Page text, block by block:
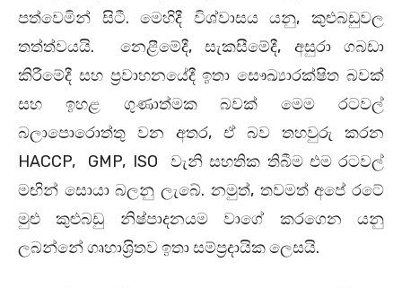
පත්වෙමින් සිටී. මෙහිදී විශ්වාසය යනු, කුළුබඩුවල
තත්ත්වයයි. නෙළීමේදී, සැකසීමේදී, අසුරා ගබඩා
කිරීමේදී සහ ප‍්‍රවාහනයේදී ඉතා සෞඛ්‍යාරක්ෂිත බවක්
සහ ඉහළ ගුණාත්මක බවක් මෙම රටවල්
බලාපොරොත්තු වන අතර, ඒ බව තහවුරු කරන
HACCP, GMP, ISO වැනි සහතික තිබීම එම රටවල්
මඟින් සොයා බලනු ලැබේ. නමුත්, තවමත් අපේ රටේ
මුළු කුළුබඩු නිෂ්පාදනයම වාගේ කරගෙන යනු
ලබන්නේ ගෘහාශ‍්‍රිතව ඉතා සම්ප‍්‍රදායික ලෙසයි.